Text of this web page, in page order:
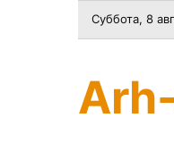
Суббота, 8